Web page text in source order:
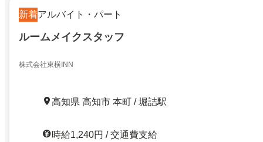
新着アルバイト・パート
ルームメイクスタッフ
株式会社東横INN
高知県 高知市 本町 / 堀詰駅
時給1,240円 / 交通費支給